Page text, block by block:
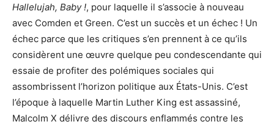
Hallelujah, Baby !, pour laquelle il s’associe à nouveau
avec Comden et Green. C’est un succès et un échec ! Un
échec parce que les critiques s’en prennent à ce qu’ils
considèrent une œuvre quelque peu condescendante qui
essaie de profiter des polémiques sociales qui
assombrissent l’horizon politique aux États-Unis. C’est
l’époque à laquelle Martin Luther King est assassiné,
Malcolm X délivre des discours enflammés contre les